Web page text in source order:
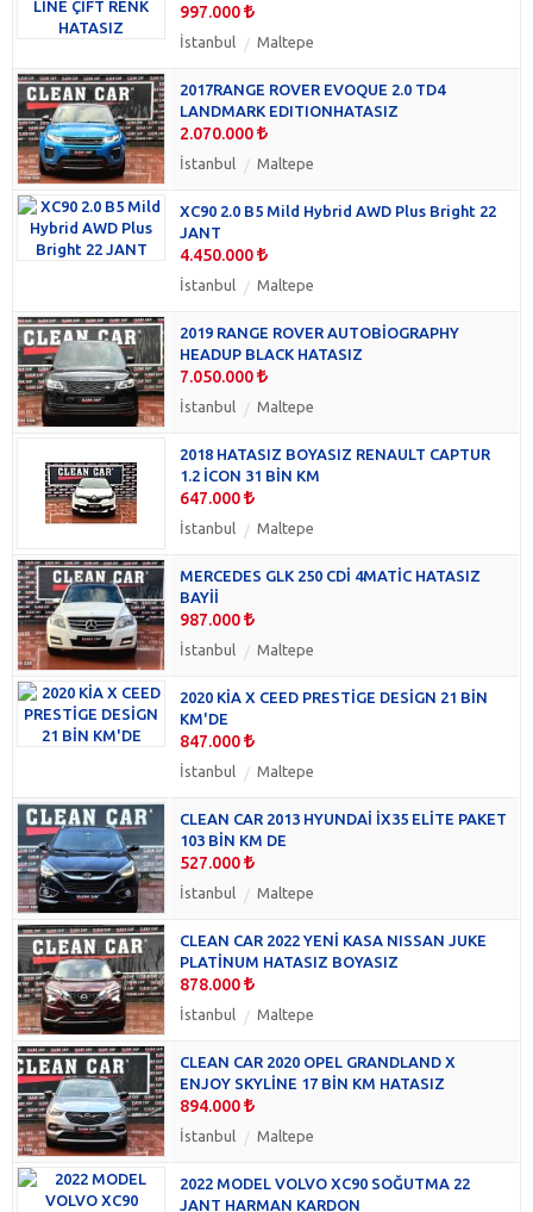
Forthing (0)
GMC (0)
Haima (0)
Hongqui (0)
Hummer (0)
Infiniti (0)
Isuzu (0)
Jaguar (0)
Lincoln (0)
Mahindra (0)
Mazda (0)
Mercury (0)
Mitsubishi (0)
Poyraz (0)
Seat (0)
Skoda (0)
Skywell (0)
Ssangyong (0)
Subaru (0)
Suzuki (0)
Tata (0)
Voyah (0)
997.000
İstanbul Maltepe
2017RANGE ROVER EVOQUE 2.0 TD4
LANDMARK EDITIONHATASIZ
2.070.000
İstanbul Maltepe
XC90 2.0 B5 Mild Hybrid AWD Plus Bright 22
JANT
4.450.000
İstanbul Maltepe
2019 RANGE ROVER AUTOBİOGRAPHY
HEADUP BLACK HATASIZ
7.050.000
İstanbul Maltepe
2018 HATASIZ BOYASIZ RENAULT CAPTUR
1.2 İCON 31 BİN KM
647.000
İstanbul Maltepe
MERCEDES GLK 250 CDİ 4MATİC HATASIZ
BAYİİ
987.000
İstanbul Maltepe
2020 KİA X CEED PRESTİGE DESİGN 21 BİN
KM'DE
847.000
İstanbul Maltepe
CLEAN CAR 2013 HYUNDAİ İX35 ELİTE PAKET
103 BİN KM DE
527.000
İstanbul Maltepe
CLEAN CAR 2022 YENİ KASA NISSAN JUKE
PLATİNUM HATASIZ BOYASIZ
878.000
İstanbul Maltepe
CLEAN CAR 2020 OPEL GRANDLAND X
ENJOY SKYLİNE 17 BİN KM HATASIZ
894.000
İstanbul Maltepe
2022 MODEL VOLVO XC90 SOĞUTMA 22
JANT HARMAN KARDON